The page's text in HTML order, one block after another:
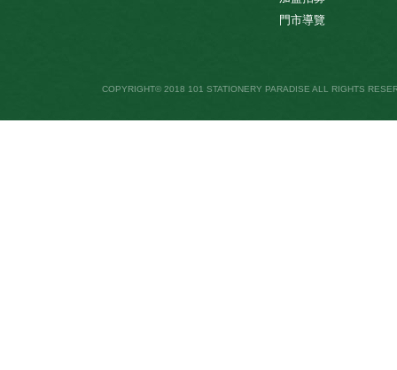
門市導覽
COPYRIGHT© 2018 101 STATIONERY PARADISE ALL RIGHTS